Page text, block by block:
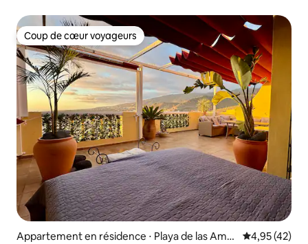
Coup de cœur voyageurs
Coup de cœur voyageurs
Appartement en résidence ⋅ Playa de las Amér
Évaluation
4,95 (42)